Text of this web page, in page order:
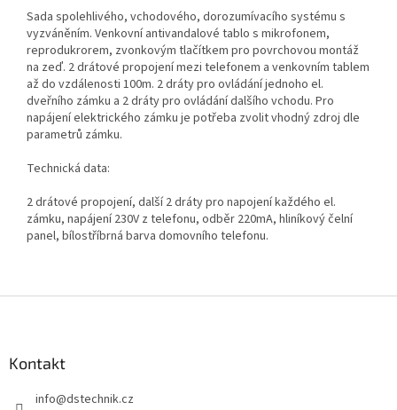
Sada spolehlivého, vchodového, dorozumívacího systému s
vyzváněním. Venkovní antivandalové tablo s mikrofonem,
reprodukrorem, zvonkovým tlačítkem pro povrchovou montáž
na zeď. 2 drátové propojení mezi telefonem a venkovním tablem
až do vzdálenosti 100m. 2 dráty pro ovládání jednoho el.
dveřního zámku a 2 dráty pro ovládání dalšího vchodu. Pro
napájení elektrického zámku je potřeba zvolit vhodný zdroj dle
parametrů zámku.
Technická data:
2 drátové propojení, další 2 dráty pro napojení každého el.
zámku, napájení 230V z telefonu, odběr 220mA, hliníkový čelní
panel, bílostříbrná barva domovního telefonu.
Kontakt
info@dstechnik.cz